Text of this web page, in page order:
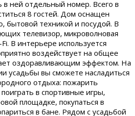
в ней отдельный номер. Всего в
8 гостей. Дом оснащен
бытовой техникой и посудой. В
телевизор, микроволновая
В интерьере используется
воздействует на общее
оздоравливающим эффектом. На
усадьбы вы сможете насладиться
отдыха: пожарить
в спортивные игры,
площадке, покупаться в
в бане. Рядом с усадьбой